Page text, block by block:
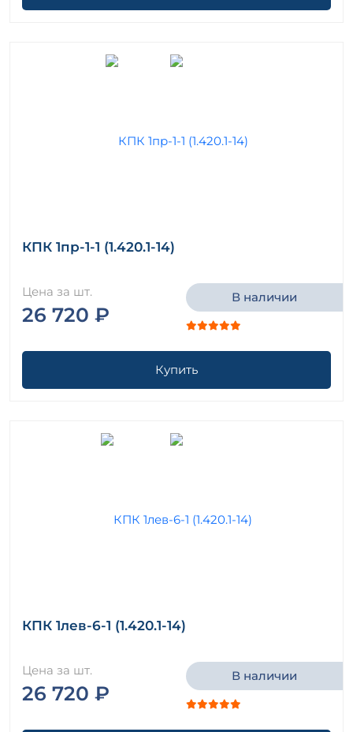
КПК 1пр-1-1 (1.420.1-14)
Цена за шт.
26 720 ₽
В наличии
Купить
КПК 1лев-6-1 (1.420.1-14)
Цена за шт.
26 720 ₽
В наличии